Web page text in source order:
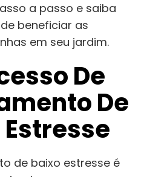
a passo e saiba
beneficiar as
em seu jardim.
De
De
de baixo estresse é